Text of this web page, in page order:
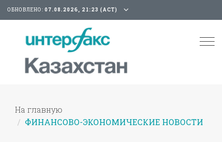
ОБНОВЛЕНО: 07.08.2026, 21:23 (АСТ)
На главную
ФИНАНСОВО-ЭКОНОМИЧЕСКИЕ НОВОСТИ